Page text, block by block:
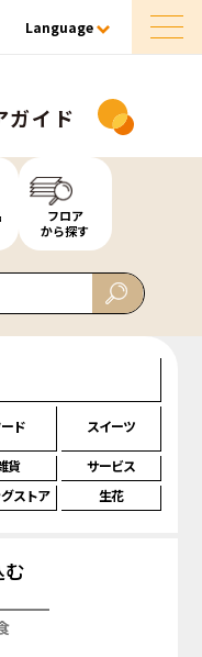
Language
ガイド
フロア
から探す
ド スイーツ
貨
サービス
ストア 生花